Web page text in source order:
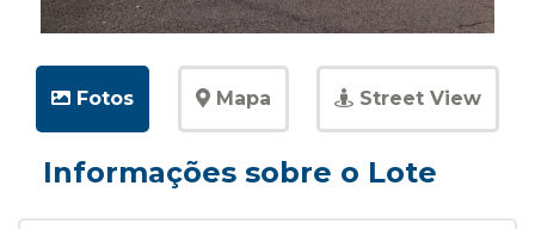
Fotos Mapa Street View
Informações sobre o Lote